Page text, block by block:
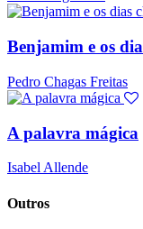
Benjamim e os
Pedro Chagas Freitas
A palavra mágica
Isabel Allende
Outros